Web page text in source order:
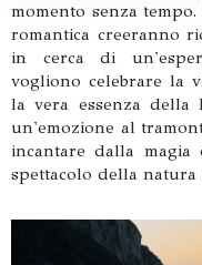
momento senza
romantica creeranno
in cerca di
vogliono celebrare la
la vera essenza
un'emozione al
incantare dalla
spettacolo della natura